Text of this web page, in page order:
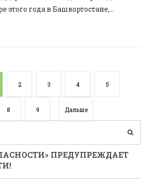
этого года в Башкортостане,...
2 3 4 5
8 9 Дальше
ПРЕДУПРЕЖДАЕТ